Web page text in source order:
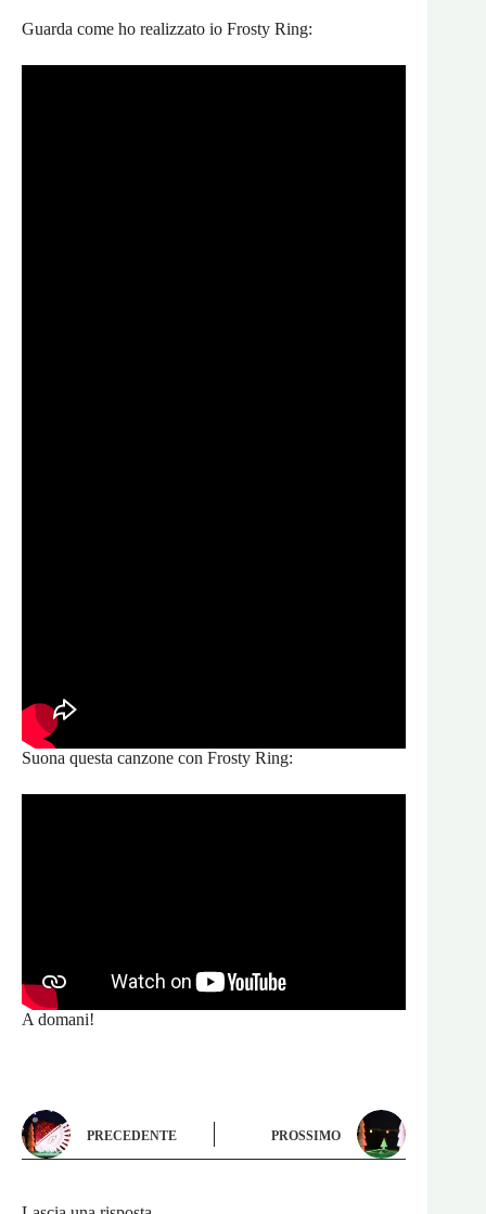
Guarda come ho realizzato io Frosty Ring:
Suona questa canzone con Frosty Ring:
A domani!
PRECEDENTE PROSSIMO